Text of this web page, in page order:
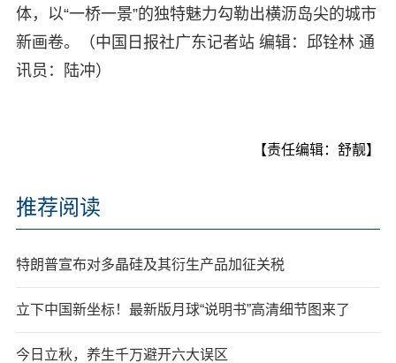
体，以“一桥一景”的独特魅力勾勒出横沥岛尖的城市
新画卷。（中国日报社广东记者站 编辑：邱铨林 通
讯员：陆冲）
【责任编辑：舒靓】
推荐阅读
特朗普宣布对多晶硅及其衍生产品加征关税
立下中国新坐标！最新版月球“说明书”高清细节图来了
今日立秋，养生千万避开六大误区